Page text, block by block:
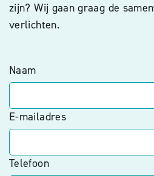
zijn? Wij gaan graag de
verlichten.
Naam
E-mailadres
Telefoon